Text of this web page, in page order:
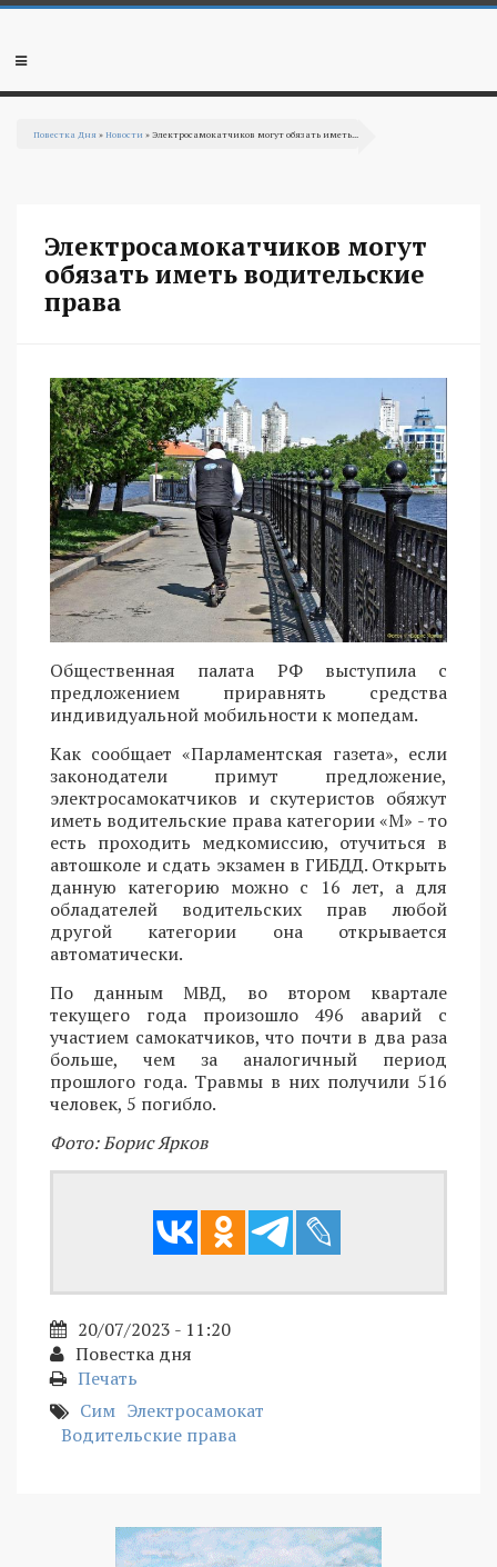
Перейти к основному содержанию
Мобильное
Повестка Дня »Новости » Электросамокатчиков могут обязать иметь...
Электросамокатчиков могут
обязать иметь водительские
права
Общественная палата РФ выступила с
предложением приравнять средства
индивидуальной мобильности к мопедам.
Как сообщает «Парламентская газета», если
законодатели примут предложение,
электросамокатчиков и скутеристов обяжут
иметь водительские права категории «М» - то
есть проходить медкомиссию, отучиться в
автошколе и сдать экзамен в ГИБДД. Открыть
данную категорию можно с 16 лет, а для
обладателей водительских прав любой
другой категории она открывается
автоматически.
По данным МВД, во втором квартале
текущего года произошло 496 аварий с
участием самокатчиков, что почти в два раза
больше, чем за аналогичный период
прошлого года. Травмы в них получили 516
человек, 5 погибло.
Фото: Борис Ярков
20/07/2023 - 11:20
Повестка дня
Печать
Сим Электросамокат
Водительские права